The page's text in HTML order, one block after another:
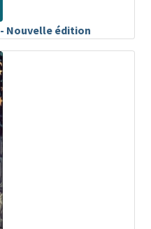
Nouvelle édition